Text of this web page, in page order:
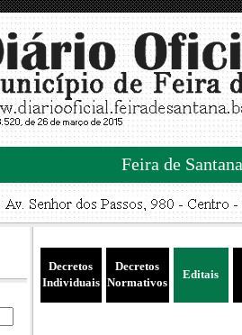
Feira de
Decretos
Individuais
Decretos
Normativos
Editais